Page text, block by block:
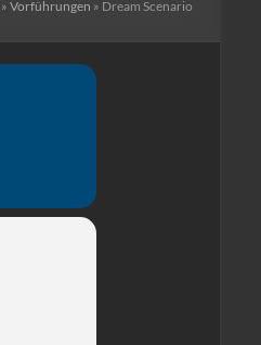
» Vorführungen » Dream Scenario